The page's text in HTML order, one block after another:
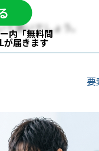
内「無料問
が届きます
良いでしょう。
要